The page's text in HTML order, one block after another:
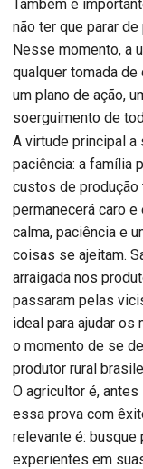
Também é
não ter que parar de
Nesse momento, a
qualquer tomada
um plano de ação,
soerguimento de
A virtude principal
paciência: a família
custos de produção
permanecerá caro
calma, paciência e
coisas se ajeitam.
arraigada nos
passaram pelas
ideal para ajudar os
o momento de se
produtor rural
O agricultor é,
essa prova com
relevante é:
experientes em